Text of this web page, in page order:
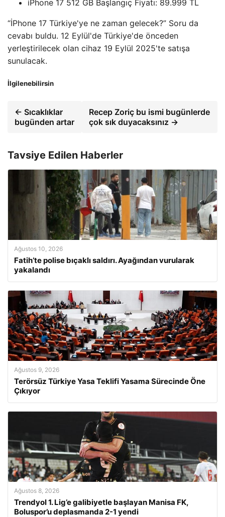
iPhone 17 512 GB Başlangıç ​​Fiyatı: 89.999 TL
“İPhone 17 Türkiye'ye ne zaman gelecek?” Soru da
cevabı buldu. 12 Eylül'de Türkiye'de önceden
yerleştirilecek olan cihaz 19 Eylül 2025'te satışa
sunulacak.
İlgilenebilirsin
← Sıcaklıklar
bugünden artar
Recep Zoriç bu ismi bugünlerde
çok sık duyacaksınız →
Tavsiye Edilen Haberler
Ağustos 10, 2026
Fatih’te polise bıçaklı saldırı. Ayağından vurularak
yakalandı
Ağustos 9, 2026
Terörsüz Türkiye Yasa Teklifi Yasama Sürecinde Öne
Çıkıyor
Ağustos 8, 2026
Trendyol 1. Lig’e galibiyetle başlayan Manisa FK,
Boluspor’u deplasmanda 2-1 yendi